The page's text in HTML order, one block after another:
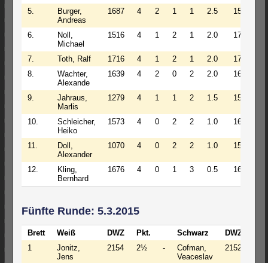
5.
Burger,
Andreas
1687 4 2 1 1 2.5 1565
6.
Noll,
Michael
1516 4 1 2 1 2.0 1779
7. Toth, Ralf 1716 4 1 2 1 2.0
1775
8.
Wachter,
Alexande
1639 4 2 0 2 2.0 1634
9.
Jahraus,
Marlis
1279 4 1 1 2 1.5 1525
10.
Schleicher,
Heiko
1573 4 0 2 2 1.0 1634
11.
Doll,
Alexander
1070 4 0 2 2 1.0 1545
12.
Kling,
Bernhard
1676 4 0 1 3 0.5 1631
Fünfte Runde: 5.3.2015
Brett Weiß DWZ Pkt. Schwarz DWZ
1
Jonitz,
Jens
2154 2½ -
Cofman,
Veaceslav
2152